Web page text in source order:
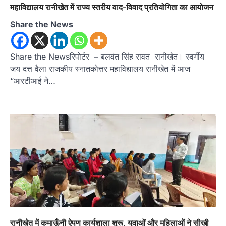
महाविद्यालय रानीखेत में राज्य स्तरीय वाद-विवाद प्रतियोगिता का आयोजन
Share the News
Share the Newsरिपोर्टर – बलवंत सिंह रावत रानीखेत। स्वर्गीय
जय दत्त वैला राजकीय स्नातकोत्तर महाविद्यालय रानीखेत में आज
“आरटीआई ने…
रानीखेत में कुमाऊँनी ऐपण कार्यशाला शुरू, युवाओं और महिलाओं ने सीखी